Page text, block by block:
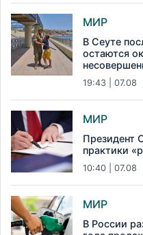
МИР
В Сеуте
остаются
19:43 | 07.08
МИР
Президент
практики
10:40 | 07.08
МИР
В России